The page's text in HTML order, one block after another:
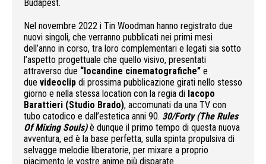
Budapest.
Nel novembre 2022 i Tin Woodman hanno registrato due
nuovi singoli, che verranno pubblicati nei primi mesi
dell’anno in corso, tra loro complementari e legati sia sotto
l’aspetto progettuale che quello visivo, presentati
attraverso due “locandine cinematografiche” e
due videoclip di prossima pubblicazione girati nello stesso
giorno e nella stessa location con la regia di Iacopo
Barattieri (Studio Brado), accomunati da una TV con
tubo catodico e dall’estetica anni 90. 30/Forty (The Rules
Of Mixing Souls)è dunque il primo tempo di questa nuova
avventura, ed è la base perfetta, sulla spinta propulsiva di
selvagge melodie liberatorie, per mixare a proprio
piacimento le vostre anime più disparate.